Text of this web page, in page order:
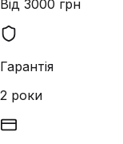
Від 3000 грн
Гарантія
2 роки